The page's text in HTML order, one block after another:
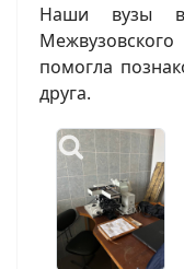
Наши вузы
помогла
друга.